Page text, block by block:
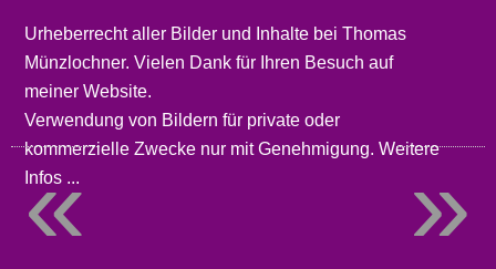
Urheberrecht aller Bilder und Inhalte beiThomas
Münzlochner. Vielen Dank für Ihren Besuch auf
meinerWebsite.
Verwendung von Bildern für private oder
kommerzielle Zwecke nur mit Genehmigung.Weitere
Infos ...
»
«